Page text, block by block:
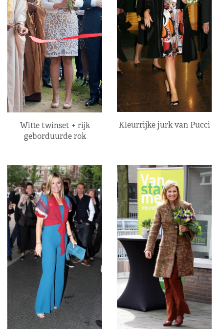
Witte twinset + rijk
geborduurde rok
Kleurrijke jurk van Pucci